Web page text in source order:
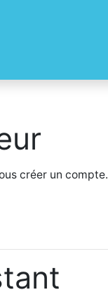
créer un compte.